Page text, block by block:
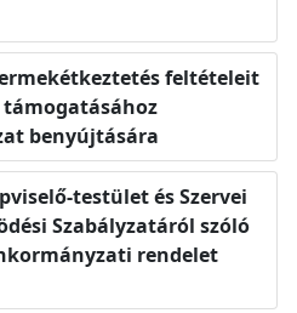
feltételeit
benyújtására
testület és Szervei
Szabályzatáról szóló
rendelet